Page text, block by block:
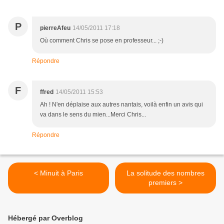
P pierreAfeu 14/05/2011 17:18
Où comment Chris se pose en professeur... ;-)
Répondre
F ffred 14/05/2011 15:53
Ah ! N'en déplaise aux autres nantais, voilà enfin un avis qui
va dans le sens du mien...Merci Chris...
Répondre
< Minuit à Paris
La solitude des nombres
premiers >
Hébergé par Overblog